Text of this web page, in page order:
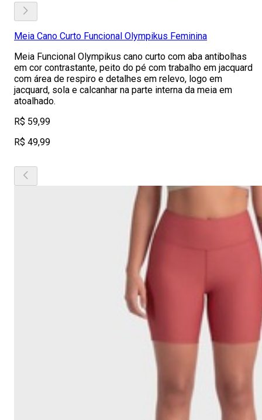
Meia Cano Curto Funcional Olympikus Feminina
Meia Funcional Olympikus cano curto com aba antibolhas
em cor contrastante, peito do pé com trabalho em jacquard
com área de respiro e detalhes em relevo, logo em
jacquard, sola e calcanhar na parte interna da meia em
atoalhado.
R$ 59,99
R$ 49,99